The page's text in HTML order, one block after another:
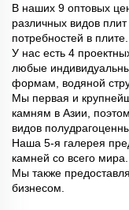
В наших 9 оптовых
различных видов
потребностей в плите.
У нас есть 4
любые
формам, водяной
Мы первая и
камням в Азии,
видов
Наша 5-я галерея
камней со всего мира.
Мы также
бизнесом.